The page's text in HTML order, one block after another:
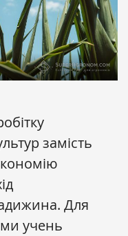
замість
Для
учень